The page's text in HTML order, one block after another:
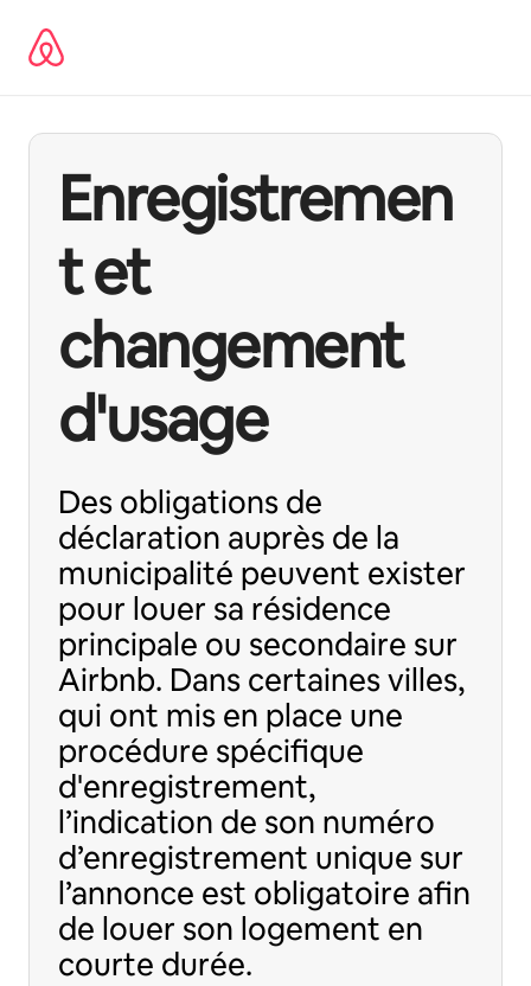
directement
Enregistremen
t et
changement
d'usage
Des obligations de
déclaration auprès de la
municipalité peuvent exister
pour louer sa résidence
principale ou secondaire sur
Airbnb. Dans certaines villes,
qui ont mis en place une
procédure spécifique
d'enregistrement,
l’indication de son numéro
d’enregistrement unique sur
l’annonce est obligatoire afin
de louer son logement en
courte durée.